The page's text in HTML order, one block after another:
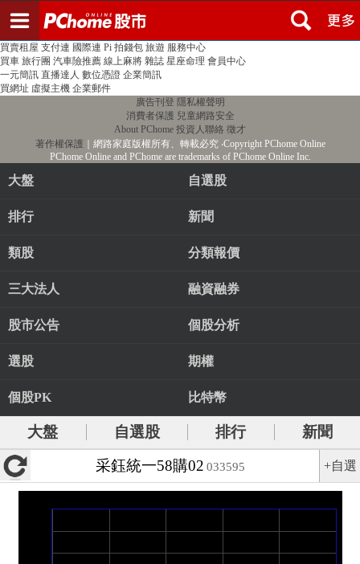
PChome首頁 線上購物 24h購物 書店
買賣租屋 支付連 國際連 Pi 拍錢包 旅遊 服務中心
買車 旅行團 汽車險推薦 線上麻將 雜誌 星座命理 會員中心
一元簡訊 直播達人 數位憑證 企業簡訊
買網址 虛擬主機 企業郵件
廣告刊登 隱私權聲明
消費者保護 兒童網路安全
About PChome 投資人聯絡 徵才
著作權保護 ｜網路家庭版權所有、轉載必究‧Copyright PChome Online
PChome Online and PChome are trademarks of PChome Online Inc.
大盤 自選股
排行 新聞
類股 分類報價
三大法人 融資融券
股市公告 個股分析
選股 期權
個股PK 比特幣
大盤 自選股 排行
新聞
采鈺統一58購02 033595 +自選